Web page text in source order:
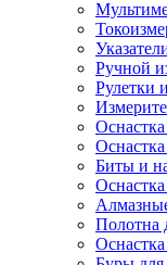
Ручной
Рулетки
Биты и
Полотна